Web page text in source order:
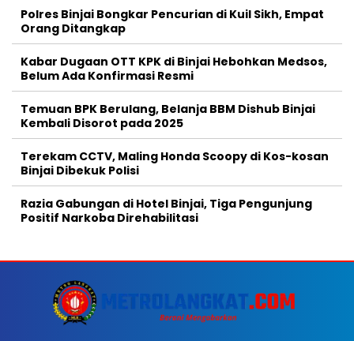
Polres Binjai Bongkar Pencurian di Kuil Sikh, Empat
Orang Ditangkap
Kabar Dugaan OTT KPK di Binjai Hebohkan Medsos,
Belum Ada Konfirmasi Resmi
Temuan BPK Berulang, Belanja BBM Dishub Binjai
Kembali Disorot pada 2025
Terekam CCTV, Maling Honda Scoopy di Kos-kosan
Binjai Dibekuk Polisi
Razia Gabungan di Hotel Binjai, Tiga Pengunjung
Positif Narkoba Direhabilitasi